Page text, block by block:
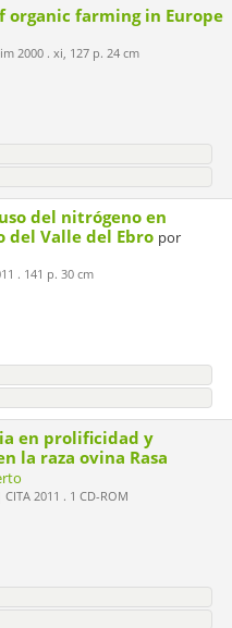
organic farming in Europe
2000 . xi, 127 p. 24 cm
del nitrógeno en
del Valle del Ebro por
. 141 p. 30 cm
en prolificidad y
la raza ovina Rasa
CITA 2011 . 1 CD-ROM